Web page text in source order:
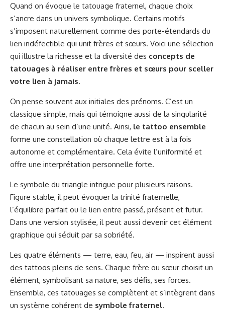
Quand on évoque le tatouage fraternel, chaque choix
s’ancre dans un univers symbolique. Certains motifs
s’imposent naturellement comme des porte-étendards du
lien indéfectible qui unit frères et sœurs. Voici une sélection
qui illustre la richesse et la diversité des concepts de
tatouages à réaliser entre frères et sœurs pour sceller
votre lien à jamais.
On pense souvent aux initiales des prénoms. C’est un
classique simple, mais qui témoigne aussi de la singularité
de chacun au sein d’une unité. Ainsi, le tattoo ensemble
forme une constellation où chaque lettre est à la fois
autonome et complémentaire. Cela évite l’uniformité et
offre une interprétation personnelle forte.
Le symbole du triangle intrigue pour plusieurs raisons.
Figure stable, il peut évoquer la trinité fraternelle,
l’équilibre parfait ou le lien entre passé, présent et futur.
Dans une version stylisée, il peut aussi devenir cet élément
graphique qui séduit par sa sobriété.
Les quatre éléments — terre, eau, feu, air — inspirent aussi
des tattoos pleins de sens. Chaque frère ou sœur choisit un
élément, symbolisant sa nature, ses défis, ses forces.
Ensemble, ces tatouages se complètent et s’intègrent dans
un système cohérent de symbole fraternel.